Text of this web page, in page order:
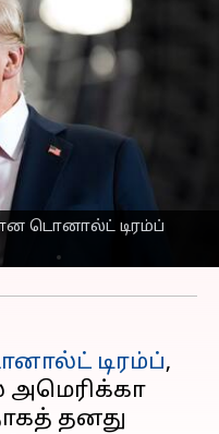
டொனால்ட் டிரம்ப்
டிரம்ப்,
அமெரிக்கா
தனது